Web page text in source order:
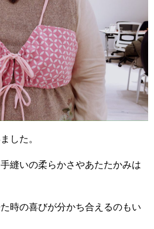
した。
縫いの柔らかさやあたたかみは
時の喜びが分かち合えるのもい